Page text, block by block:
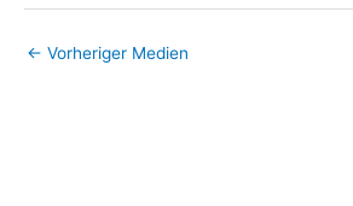
← Vorheriger Medien